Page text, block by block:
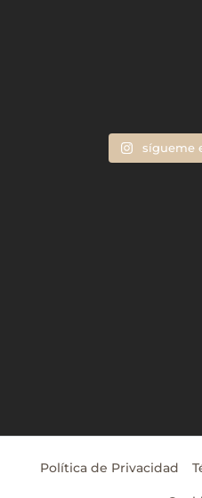
sígueme
Política de Privacidad